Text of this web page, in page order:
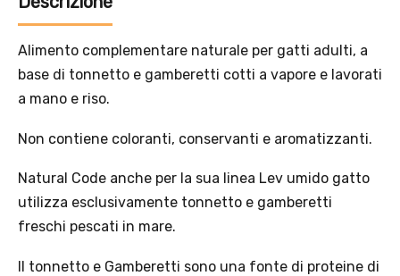
Alimento complementare naturale per gatti adulti, a
base di tonnetto e gamberetti cotti a vapore e lavorati
a mano e riso.
Non contiene coloranti, conservanti e aromatizzanti.
Natural Code anche per la sua linea Lev umido gatto
utilizza esclusivamente tonnetto e gamberetti
freschi pescati in mare.
Il tonnetto e Gamberetti sono una fonte di proteine di
Offerta valida solo con consegna InPost, fino al 16